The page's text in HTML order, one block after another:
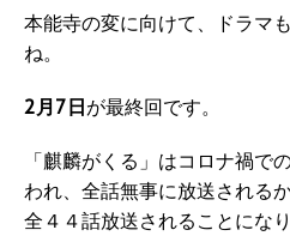
本能寺の変に向けて、ドラマ
ね。
2月7日が最終回です。
「麒麟がくる」はコロナ禍で
われ、全話無事に放送される
全４４話放送されることにな